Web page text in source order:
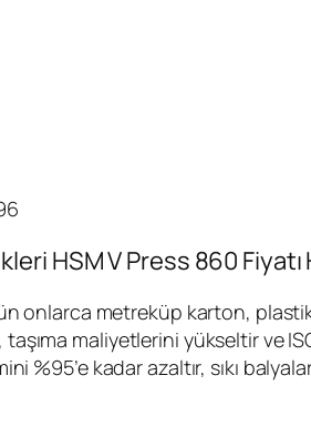
HSM V Press 860 Fiyatı
onlarca metreküp karton,
taşıma maliyetlerini yükseltir
%95’e kadar azaltır, sıkı